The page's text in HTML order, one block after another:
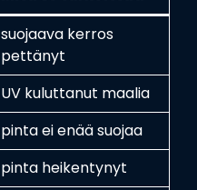
suojaava kerros
pettänyt
UV kuluttanut maalia
pinta ei enää suojaa
pinta heikentynyt